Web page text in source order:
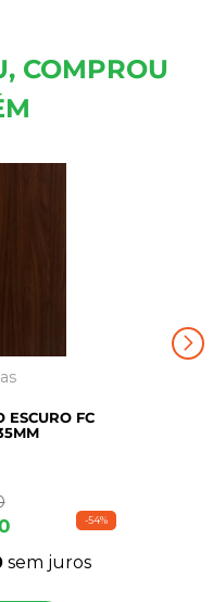
COMPROU
-54%
ESCURO FC
sem juros